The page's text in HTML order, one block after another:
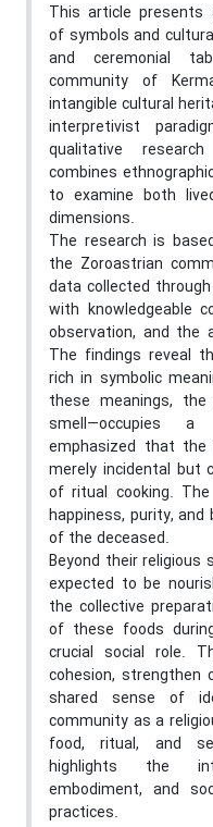
This article presents
of symbols and
and ceremonial
community of
intangible cultural
interpretivist
qualitative
combines
to examine both
dimensions.
The research is
the Zoroastrian
data collected
with knowledgeable
observation, and the
The findings reveal
rich in symbolic
these meanings, the
smell—occupies a
emphasized that
merely incidental but
of ritual cooking.
happiness, purity,
of the deceased.
Beyond their religious
expected to be
the collective
of these foods
crucial social role.
cohesion, strengthen
shared sense of
community as a
food, ritual, and
highlights the
embodiment, and
practices.